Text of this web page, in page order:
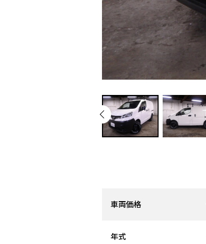
車両価格
年式